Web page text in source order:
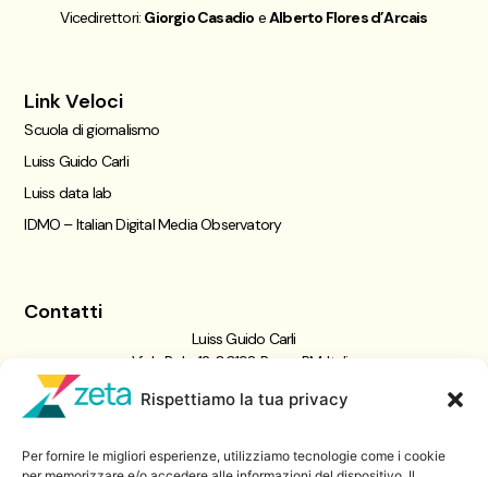
Rispettiamo la tua privacy
Per fornire le migliori esperienze, utilizziamo tecnologie come i cookie
Vicedirettori: Giorgio Casadio eAlberto Flores d’Arcais
Link Veloci
Scuola di giornalismo
Luiss Guido Carli
Luiss data lab
IDMO – Italian Digital Media Observatory
Contatti
Luiss Guido Carli
Viale Pola, 12, 00198 Roma RM, Italia
06 8522 5358